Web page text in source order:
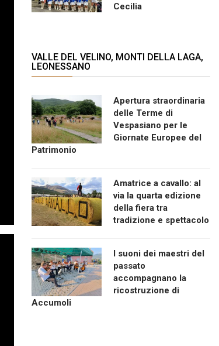
Cecilia
VALLE DEL VELINO, MONTI DELLA LAGA,
LEONESSANO
Apertura straordinaria
delle Terme di
Vespasiano per le
Giornate Europee del
Patrimonio
Amatrice a cavallo: al
via la quarta edizione
della fiera tra
tradizione e spettacolo
I suoni dei maestri del
passato
accompagnano la
ricostruzione di
Accumoli